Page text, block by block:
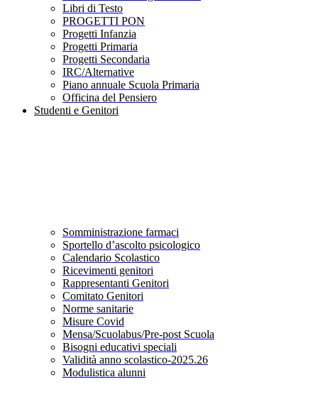
Libri di Testo
PROGETTI PON
Progetti Infanzia
Progetti Primaria
Progetti Secondaria
IRC/Alternative
Piano annuale Scuola Primaria
Officina del Pensiero
Studenti e Genitori
Somministrazione farmaci
Sportello d’ascolto psicologico
Calendario Scolastico
Ricevimenti genitori
Rappresentanti Genitori
Comitato Genitori
Norme sanitarie
Misure Covid
Mensa/Scuolabus/Pre-post Scuola
Bisogni educativi speciali
Validità anno scolastico-2025.26
Modulistica alunni